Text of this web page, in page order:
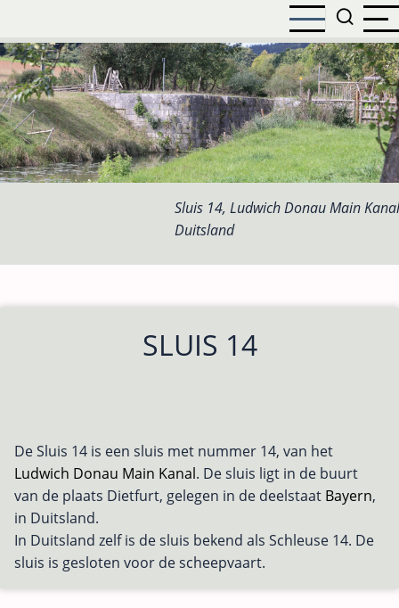
naar
de
inhoud
gaan
Sluis 14, Ludwich Donau Main
Duitsland
SLUIS 14
De Sluis 14 is een sluis met nummer 14, van het
Ludwich Donau Main Kanal. De sluis ligt in de buurt
van de plaats Dietfurt, gelegen in de deelstaat Bayern,
in Duitsland.
In Duitsland zelf is de sluis bekend als Schleuse 14. De
sluis is gesloten voor de scheepvaart.